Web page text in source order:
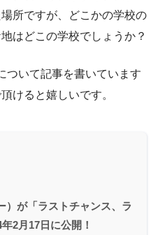
所ですが、どこかの学校の
はどこの学校でしょうか？
ついて記事を書いています
けると嬉しいです。
）が「ラストチャンス、ラ
2月17日に公開！